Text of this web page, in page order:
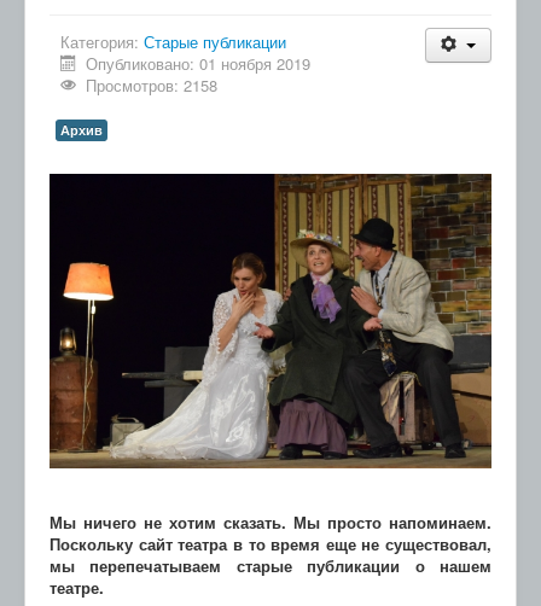
Категория: Старые публикации
Опубликовано: 01 ноября 2019
Просмотров: 2158
Архив
Мы ничего не хотим сказать. Мы просто напоминаем.
Поскольку сайт театра в то время еще не существовал,
мы перепечатываем старые публикации о нашем
театре.